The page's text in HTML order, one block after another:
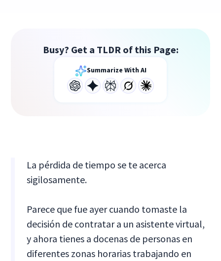
Busy? Get a TLDR of this Page:
Summarize With AI
La pérdida de tiempo se te acerca
sigilosamente.
Parece que fue ayer cuando tomaste la
decisión de contratar a un asistente virtual,
y ahora tienes a docenas de personas en
diferentes zonas horarias trabajando en